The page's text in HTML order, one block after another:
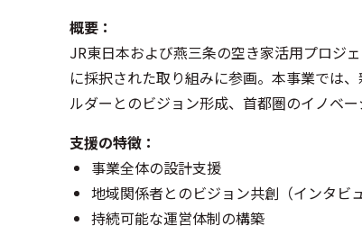
概要：
JR東日本および燕三条の空き家活用プロジ
に採択された取り組みに参画。本事業では
ルダーとのビジョン形成、首都圏のイノベ
支援の特徴：
事業全体の設計支援
地域関係者とのビジョン共創（インタビ
持続可能な運営体制の構築